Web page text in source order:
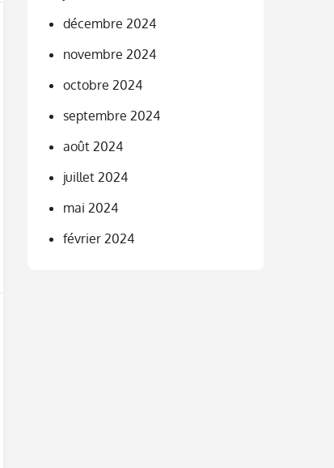
décembre 2024
novembre 2024
octobre 2024
septembre 2024
août 2024
juillet 2024
mai 2024
février 2024